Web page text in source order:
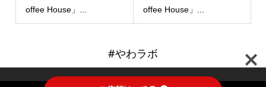
offee House」...
offee House」...
#やわラボ